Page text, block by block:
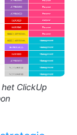
ClickUp